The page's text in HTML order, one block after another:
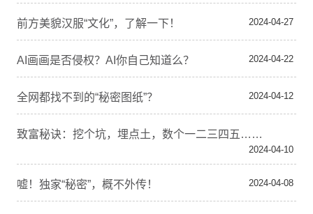
前方美貌汉服“文化”，了解一下！ 2024-04-27
AI画画是否侵权？AI你自己知道么？ 2024-04-22
全网都找不到的“秘密图纸”？ 2024-04-12
致富秘诀：挖个坑，埋点土，数个一二三四五……
2024-04-10
嘘！独家“秘密”，概不外传！ 2024-04-08